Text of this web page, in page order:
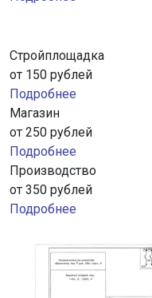
Стройплощадка
от 150 рублей
Подробнее
Магазин
от 250 рублей
Подробнее
Производство
от 350 рублей
Подробнее